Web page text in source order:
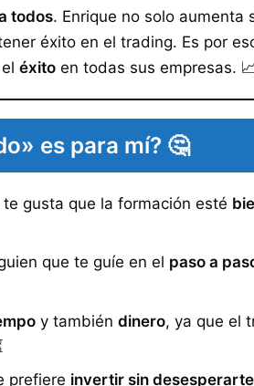
todos. Enrique no solo aumenta
éxito en el trading. Es por
éxitoen todas sus empresas.
es para mí? 🤔
te gusta que la formación esté
que te guíe en el paso a
y también dinero, ya que el
prefiere invertir sin desesperarte